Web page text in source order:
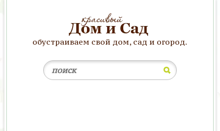
обустраиваем свой дом, сад и огород.